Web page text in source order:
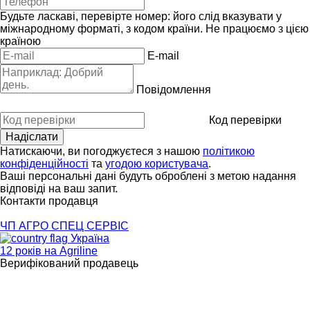
Будьте ласкаві, перевірте номер: його слід вказувати у
міжнародному форматі, з кодом країни. Не працюємо з цією
країною
E-mail
Повідомлення
Код перевірки
Натискаючи, ви погоджуєтеся з нашою політикою
конфіденційності та угодою користувача.
Ваші персональні дані будуть оброблені з метою надання
відповіді на ваш запит.
Контакти продавця
ЧП АГРО СПЕЦ СЕРВІС
Україна
12 років на Agriline
Верифікований продавець